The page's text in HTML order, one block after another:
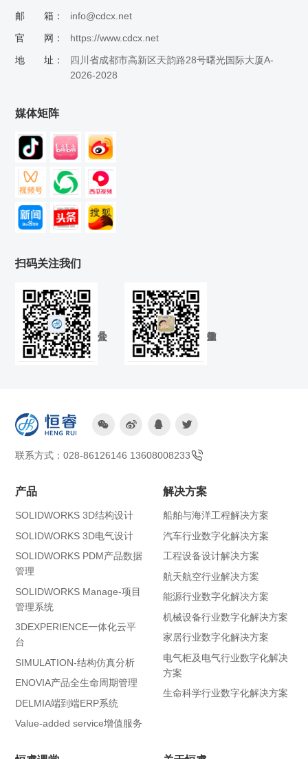
邮 箱：
info@cdcx.net
官 网：
https://www.cdcx.net
地 址：
四川省成都市高新区天韵路28号曙光国际大厦A-
2026-2028
媒体矩阵
扫码关注我们
   
联系方式：028-86126146 13608008233
产品
SOLIDWORKS 3D结构设计
SOLIDWORKS 3D电气设计
SOLIDWORKS PDM产品数据
管理
SOLIDWORKS Manage-项目
管理系统
3DEXPERIENCE一体化云平
台
SIMULATION-结构仿真分析
ENOVIA产品全生命周期管理
DELMIA端到端ERP系统
Value-added service增值服务
解决方案
船舶与海洋工程解决方案
汽车行业数字化解决方案
工程设备设计解决方案
航天航空行业解决方案
能源行业数字化解决方案
机械设备行业数字化解决方案
家居行业数字化解决方案
电气柜及电气行业数字化解决
方案
生命科学行业数字化解决方案